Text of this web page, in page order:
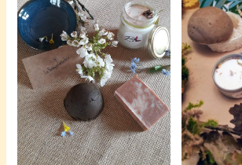
t
o
n
d
e
G
l
e